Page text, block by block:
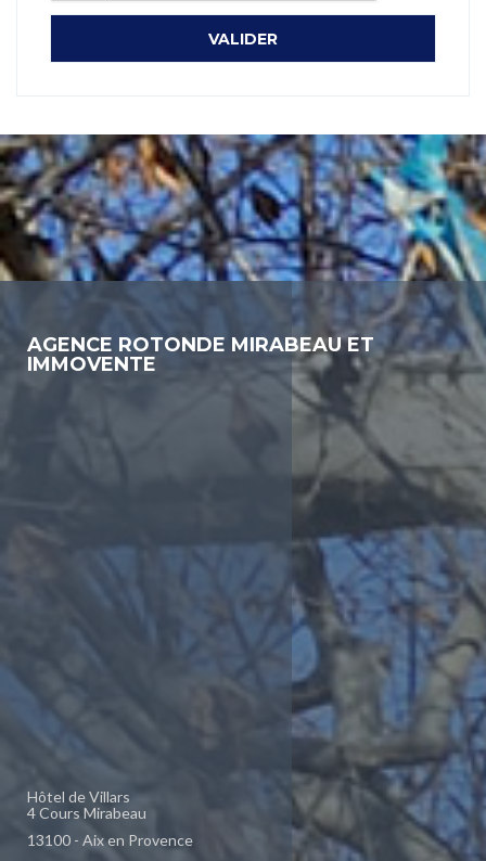
AGENCE ROTONDE MIRABEAU ET
IMMOVENTE
Hôtel de Villars
4 Cours Mirabeau
13100 - Aix en Provence